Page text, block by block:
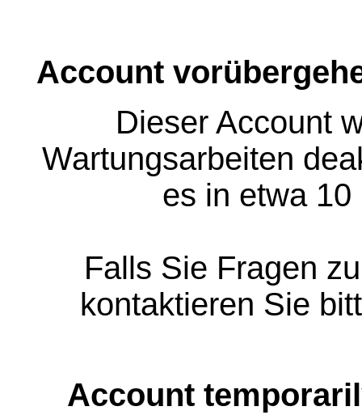
Account
Dieser Account
Wartungsarbeiten
es in etwa
Falls Sie Fragen
kontaktieren Sie
Account